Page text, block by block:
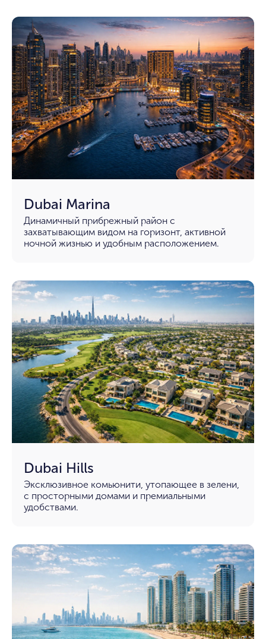
Dubai Marina
Динамичный прибрежный район с
захватывающим видом на горизонт, активной
ночной жизнью и удобным расположением.
Dubai Hills
Эксклюзивное комьюнити, утопающее в зелени,
с просторными домами и премиальными
удобствами.